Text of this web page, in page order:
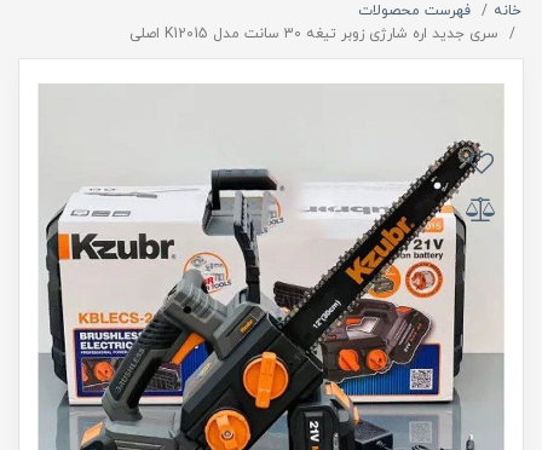
خانه
فهرست محصولات
سری جدید اره شارژی زوبر تیغه 30 سانت مدل K12015 اصلی